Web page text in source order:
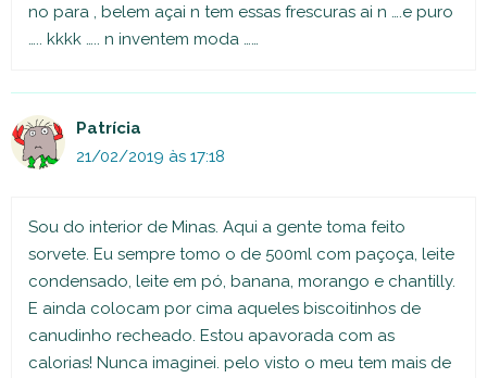
no para , belem açai n tem essas frescuras ai n ….e puro
….. kkkk ….. n inventem moda ……
Patrícia
21/02/2019 às 17:18
Sou do interior de Minas. Aqui a gente toma feito
sorvete. Eu sempre tomo o de 500ml com paçoça, leite
condensado, leite em pó, banana, morango e chantilly.
E ainda colocam por cima aqueles biscoitinhos de
canudinho recheado. Estou apavorada com as
calorias! Nunca imaginei. pelo visto o meu tem mais de